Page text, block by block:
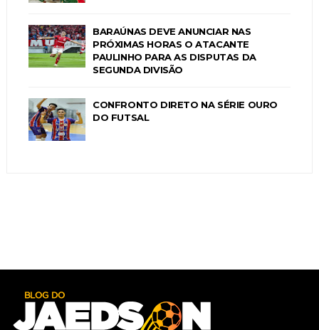
BARAÚNAS DEVE ANUNCIAR NAS
PRÓXIMAS HORAS O ATACANTE
PAULINHO PARA AS DISPUTAS DA
SEGUNDA DIVISÃO
CONFRONTO DIRETO NA SÉRIE OURO
DO FUTSAL